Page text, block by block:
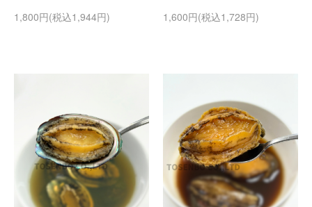
1,800円(税込1,944円)
1,600円(税込1,728円)